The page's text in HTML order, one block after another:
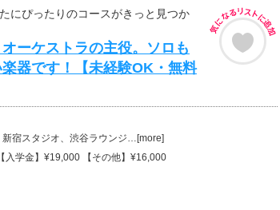
にぴったりのコースがきっと見つか
オーケストラの主役。ソロも
器です！【未経験OK・無料
宿スタジオ、渋谷ラウンジ…[more]
入学金】¥19,000 【その他】¥16,000